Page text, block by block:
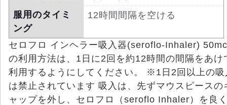
服用のタイミ
ング
12時間間隔を空ける
セロフロ インヘラー吸入器(seroflo-Inhaler)
の利用方法は、1日に2回を約12時間の間隔をあけ
利用するようにしてください。 ※1日2回以上の吸
は禁止されています 吸入は、先ずマウスピースの
ャップを外し、セロフロ（seroflo Inhaler）を良